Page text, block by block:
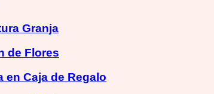
Granja
de Flores
en Caja de Regalo